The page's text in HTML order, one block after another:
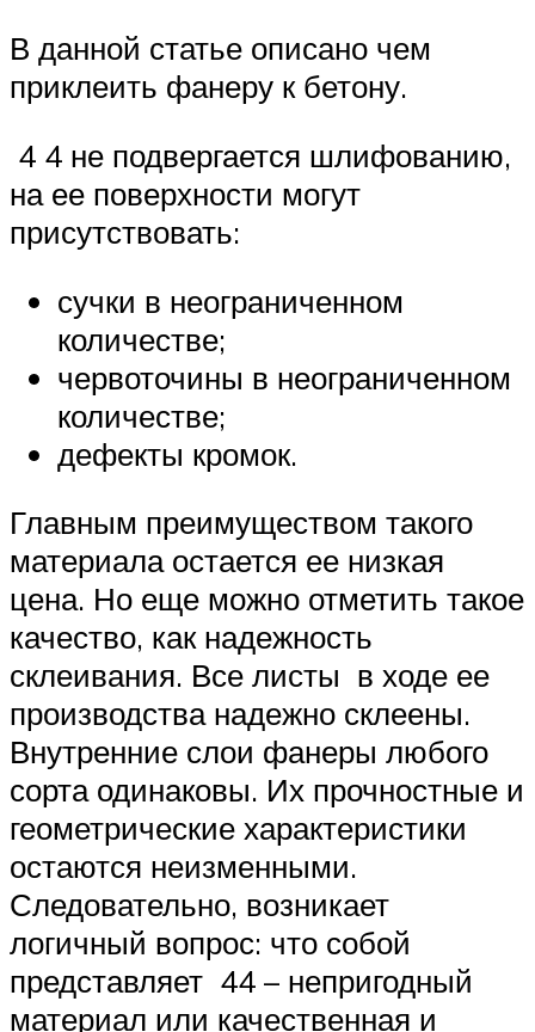
В данной статье описано чем
приклеить фанеру к бетону.
4 4 не подвергается шлифованию,
на ее поверхности могут
присутствовать:
сучки в неограниченном
количестве;
червоточины в неограниченном
количестве;
дефекты кромок.
Главным преимуществом такого
материала остается ее низкая
цена. Но еще можно отметить такое
качество, как надежность
склеивания. Все листы в ходе ее
производства надежно склеены.
Внутренние слои фанеры любого
сорта одинаковы. Их прочностные и
геометрические характеристики
остаются неизменными.
Следовательно, возникает
логичный вопрос: что собой
представляет 44 – непригодный
материал или качественная и